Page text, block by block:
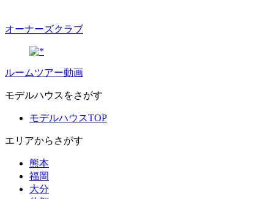
オーナーズクラブ
ルームツアー動画
モデルハウスをさがす
モデルハウスTOP
エリアからさがす
熊本
福岡
大分